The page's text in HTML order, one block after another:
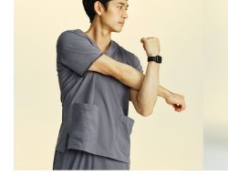
あーちゃん様
購入確認済み
年齢: 20代 身長: 150cm以下
訪問看護をしています。こちら
めですが、透けたりしないので
ます！ゲリラ豪雨等もあるので
は嬉しいです。薄さや素材とし
たい方はズボンの中に履くもの